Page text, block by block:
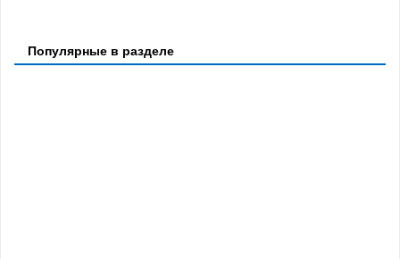
Популярные в разделе